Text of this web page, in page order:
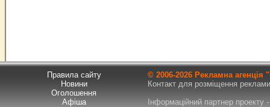
Правила сайту
Новини
Оголошення
Афіша
© 2006-2026 Рекламна
Контакт для розміщення
Інформаційний партнер проекту